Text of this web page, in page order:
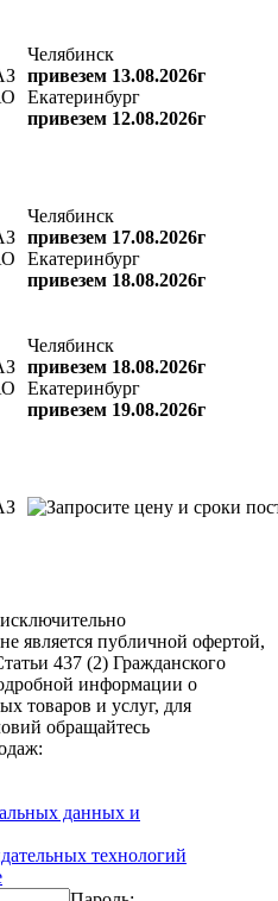
Челябинск
привезем 13.08.2026г
Екатеринбург
привезем 12.08.2026г
Челябинск
привезем 17.08.2026г
Екатеринбург
привезем 18.08.2026г
Челябинск
привезем 18.08.2026г
Екатеринбург
привезем 19.08.2026г
является публичной офертой,
437 (2) Гражданского
информации о
товаров и услуг, для
обращайтесь
данных и
технологий